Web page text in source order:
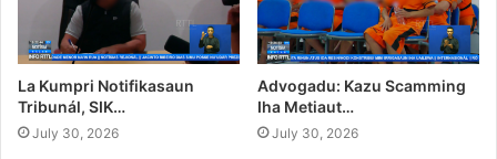
La Kumpri Notifikasaun
Tribunál, SIK…
July 30, 2026
Advogadu: Kazu Scamming
Iha Metiaut…
July 30, 2026